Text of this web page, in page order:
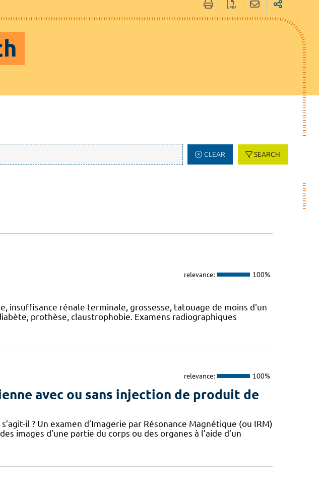
CLEAR SEARCH
relevance: 100%
insuffisance rénale terminale, grossesse, tatouage de moins d'un
prothèse, claustrophobie. Examens radiographiques
relevance: 100%
avec ou sans injection de produit de
il ? Un examen d’Imagerie par Résonance Magnétique (ou IRM)
images d’une partie du corps ou des organes à l’aide d’un